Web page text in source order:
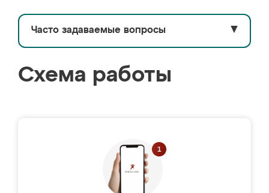
Часто задаваемые вопросы ▼
Схема работы